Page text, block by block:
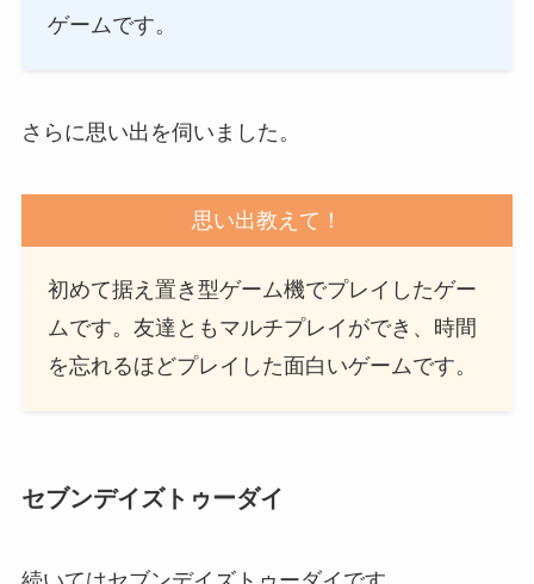
ゲームです。
さらに思い出を伺いました。
思い出教えて！
初めて据え置き型ゲーム機でプレイしたゲー
ムです。友達ともマルチプレイができ、時間
を忘れるほどプレイした面白いゲームです。
セブンデイズトゥーダイ